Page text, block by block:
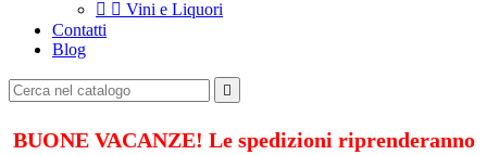
  Vini e Liquori
Contatti
Blog

BUONE VACANZE! Le spedizioni riprenderanno